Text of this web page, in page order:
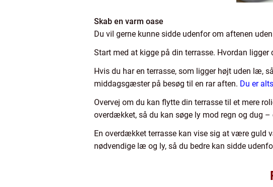
Skab en varm oase
Du vil gerne kunne sidde udenfor om aftenen
Start med at kigge på din terrasse. Hvordan ligger
Hvis du har en terrasse, som ligger højt uden læ,
middagsgæster på besøg til en rar aften. Du er
Overvej om du kan flytte din terrasse til et mere
overdækket, så du kan søge ly mod regn og dug
En overdækket terrasse kan vise sig at være guld
nødvendige læ og ly, så du bedre kan sidde